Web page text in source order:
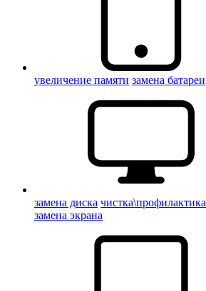
увеличение памяти замена батареи
замена диска чистка\профилактика
замена экрана